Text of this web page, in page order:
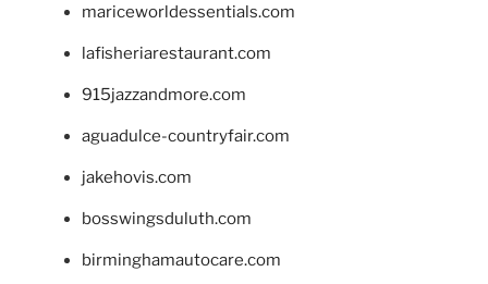
mariceworldessentials.com
lafisheriarestaurant.com
915jazzandmore.com
aguadulce-countryfair.com
jakehovis.com
bosswingsduluth.com
birminghamautocare.com